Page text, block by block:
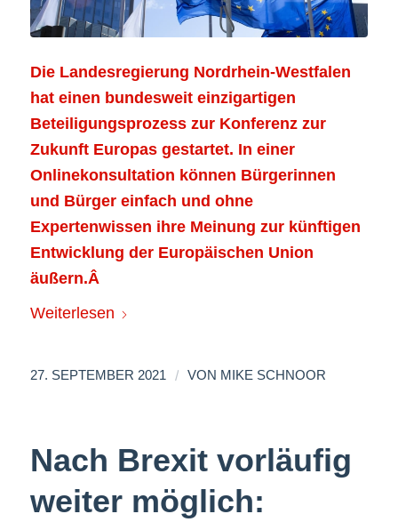
Die Landesregierung Nordrhein-Westfalen
hat einen bundesweit einzigartigen
Beteiligungsprozess zur Konferenz zur
Zukunft Europas gestartet. In einer
Onlinekonsultation können Bürgerinnen
und Bürger einfach und ohne
Expertenwissen ihre Meinung zur künftigen
Entwicklung der Europäischen Union
äußern.Â
Weiterlesen
27. SEPTEMBER 2021 / VON MIKE SCHNOOR
Nach Brexit vorläufig
weiter möglich: